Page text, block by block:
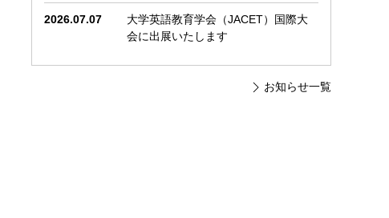
2026.07.07
大学英語教育学会（JACET）国際大
会に出展いたします
お知らせ一覧